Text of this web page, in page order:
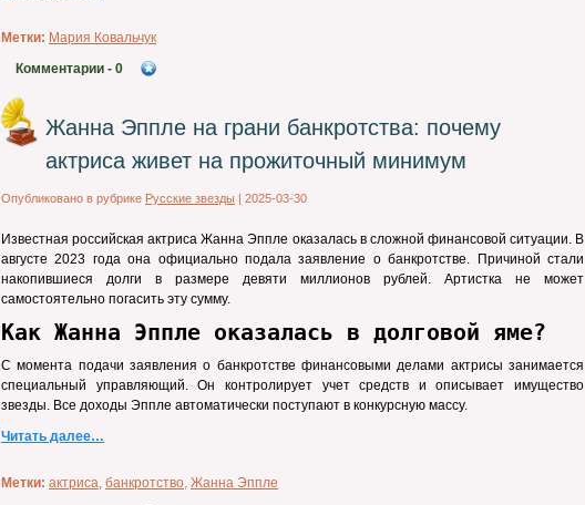
Метки: Мария Ковальчук
Комментарии - 0
Жанна Эппле на грани банкротства: почему
актриса живет на прожиточный минимум
Опубликовано в рубрике Русские звезды | 2025-03-30
Известная российская актриса Жанна Эппле оказалась в сложной финансовой ситуации. В
августе 2023 года она официально подала заявление о банкротстве. Причиной стали
накопившиеся долги в размере девяти миллионов рублей. Артистка не может
самостоятельно погасить эту сумму.
Как Жанна Эппле оказалась в долговой яме?
С момента подачи заявления о банкротстве финансовыми делами актрисы занимается
специальный управляющий. Он контролирует учет средств и описывает имущество
звезды. Все доходы Эппле автоматически поступают в конкурсную массу.
Читать далее…
Метки: актриса, банкротство, Жанна Эппле